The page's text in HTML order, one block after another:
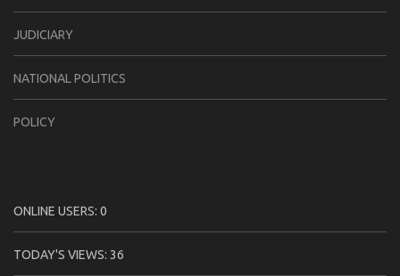
JUDICIARY
NATIONAL POLITICS
POLICY
ONLINE USERS: 0
TODAY'S VIEWS: 36